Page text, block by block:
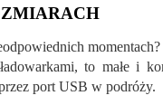
to małe i
port USB w podróży.